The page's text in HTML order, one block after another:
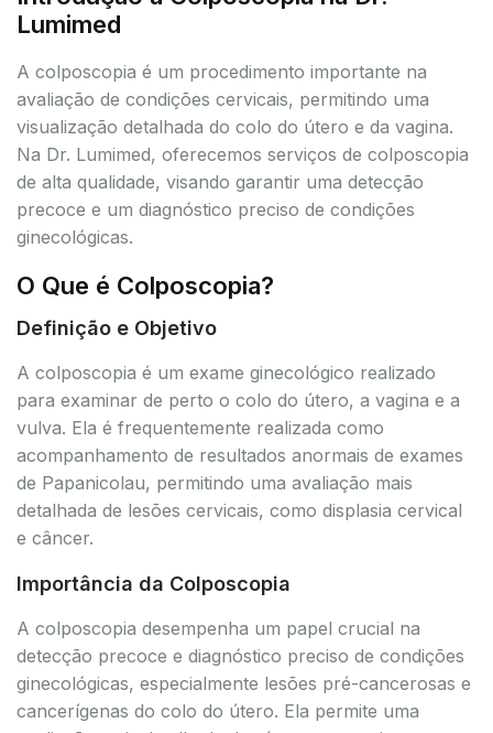
Lumimed
A colposcopia é um procedimento importante na
avaliação de condições cervicais, permitindo uma
visualização detalhada do colo do útero e da vagina.
Na Dr. Lumimed, oferecemos serviços de colposcopia
de alta qualidade, visando garantir uma detecção
precoce e um diagnóstico preciso de condições
ginecológicas.
O Que é Colposcopia?
Definição e Objetivo
A colposcopia é um exame ginecológico realizado
para examinar de perto o colo do útero, a vagina e a
vulva. Ela é frequentemente realizada como
acompanhamento de resultados anormais de exames
de Papanicolau, permitindo uma avaliação mais
detalhada de lesões cervicais, como displasia cervical
e câncer.
Importância da Colposcopia
A colposcopia desempenha um papel crucial na
detecção precoce e diagnóstico preciso de condições
ginecológicas, especialmente lesões pré-cancerosas e
cancerígenas do colo do útero. Ela permite uma